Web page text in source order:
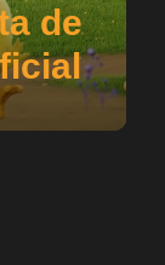
de